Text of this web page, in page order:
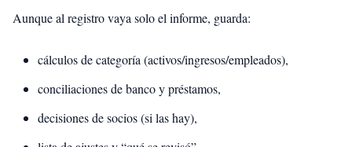
Aunque al registro vaya solo el informe, guarda:
cálculos de categoría (activos/ingresos/empleados),
conciliaciones de banco y préstamos,
decisiones de socios (si las hay),